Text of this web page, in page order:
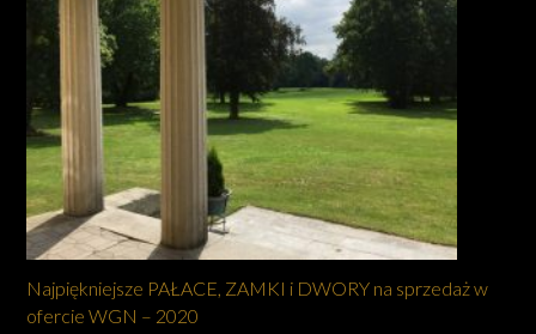
Najpiękniejsze PAŁACE, ZAMKI i DWORY na sprzedaż w
ofercie WGN – 2020